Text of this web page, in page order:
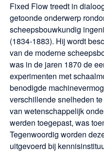
Fixed Flow treedt in
getoonde onderwerp
scheepsbouwkundig
(1834-1883). Hij wordt
van de moderne
was in de jaren 1870 de
experimenten met
benodigde
verschillende snelheden
van wetenschappelijk
werden toegepast, was
Tegenwoordig worden
uitgevoerd bij